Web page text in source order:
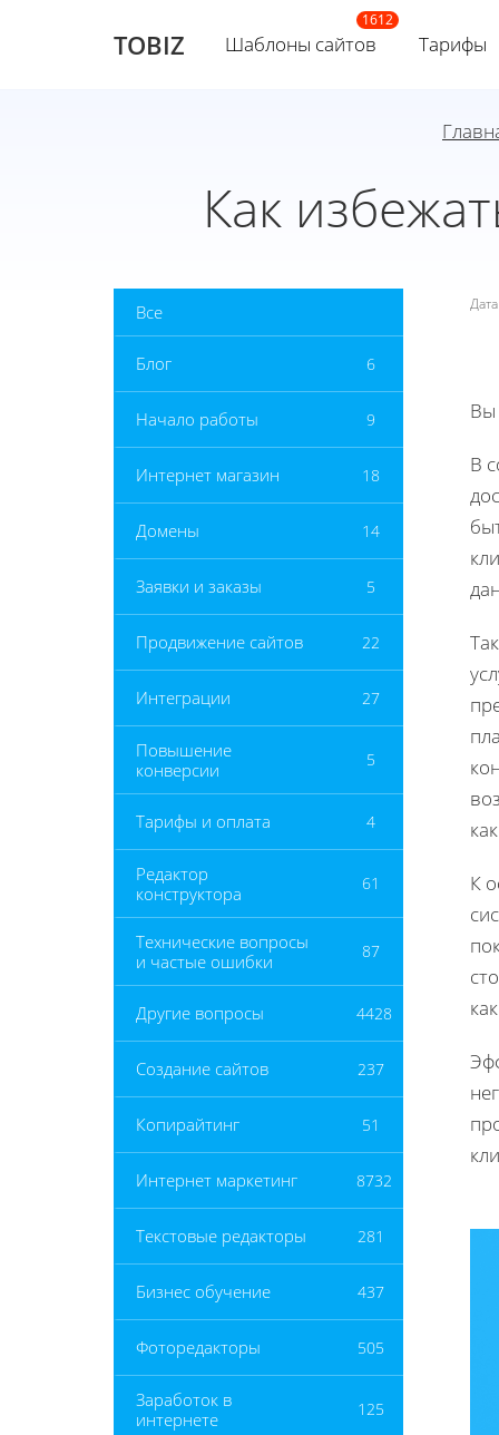
TOBIZ Шаблоны сайтов Тарифы
Как
Все
Блог 6
Начало работы 9
Интернет магазин 18
Домены 14
Заявки и заказы 5
Продвижение сайтов 22
Интеграции 27
Повышение
конверсии
5
Тарифы и оплата 4
Редактор
конструктора
61
Технические вопросы
и частые ошибки
87
Другие вопросы 4428
Создание сайтов 237
Копирайтинг 51
Интернет маркетинг 8732
Текстовые редакторы 281
Бизнес обучение 437
Фоторедакторы 505
Заработок в
интернете
125
Вы
В
К